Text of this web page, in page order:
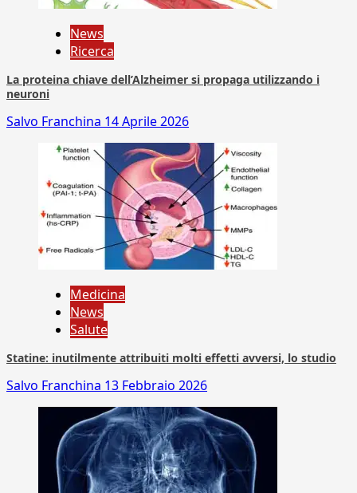
News
Ricerca
La proteina chiave dell’Alzheimer si propaga utilizzando i
neuroni
Salvo Franchina 14 Aprile 2026
Medicina
News
Salute
Statine: inutilmente attribuiti molti effetti avversi, lo studio
Salvo Franchina 13 Febbraio 2026